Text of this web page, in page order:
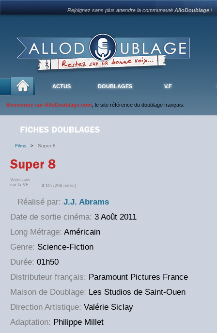
Rejoignez sans plus attendre la communautéAlloDoublage !
ACTUS DOUBLAGES V.F
Bienvenue sur AlloDoublage.com , le site référence du doublage français.
Films > Super 8
Votre avis
sur la VF :
3.1 /5 (294 notes)
Réalisé par: J.J. Abrams
Date de sortie cinéma: 3 Août 2011
Long Métrage: Américain
Genre: Science-Fiction
Durée: 01h50
Distributeur français: Paramount Pictures France
Maison de Doublage: Les Studios de Saint-Ouen
Direction Artistique: Valérie Siclay
Adaptation: Philippe Millet